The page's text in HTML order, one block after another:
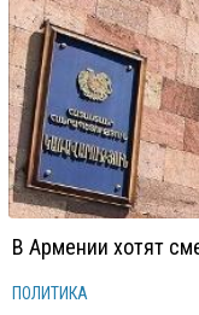
В Армении хотят
ПОЛИТИКА